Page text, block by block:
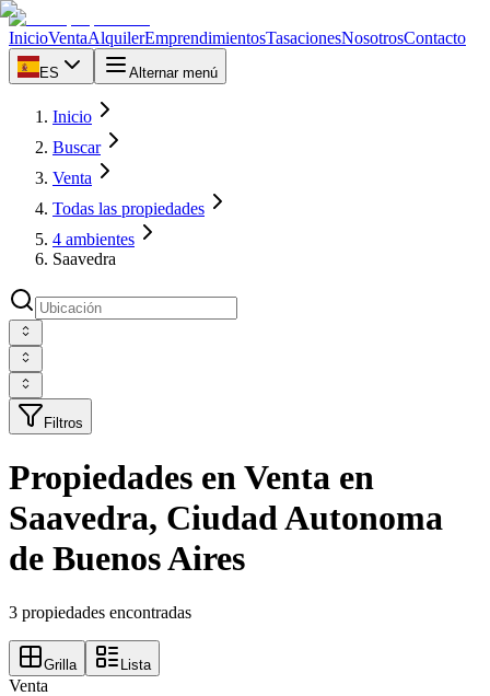
InicioVentaAlquilerEmprendimientosTasacionesNosotrosContacto
ES Alternar menú
Inicio
Buscar
Venta
Todas las propiedades
4 ambientes
Saavedra
Filtros
Propiedades en Venta en
Saavedra, Ciudad Autonoma
de Buenos Aires
3 propiedades encontradas
Grilla Lista
Venta